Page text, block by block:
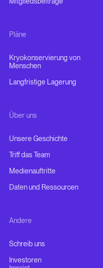
Pläne
Kryokonservierung von
Menschen
Langfristige Lagerung
Über uns
Unsere Geschichte
Triff das Team
Medienauftritte
Daten und Ressourcen
Andere
Schreib uns
Investoren